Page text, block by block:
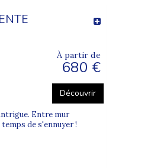
À partir de
680 €
Découvrir
Entre mur
de s'ennuyer !